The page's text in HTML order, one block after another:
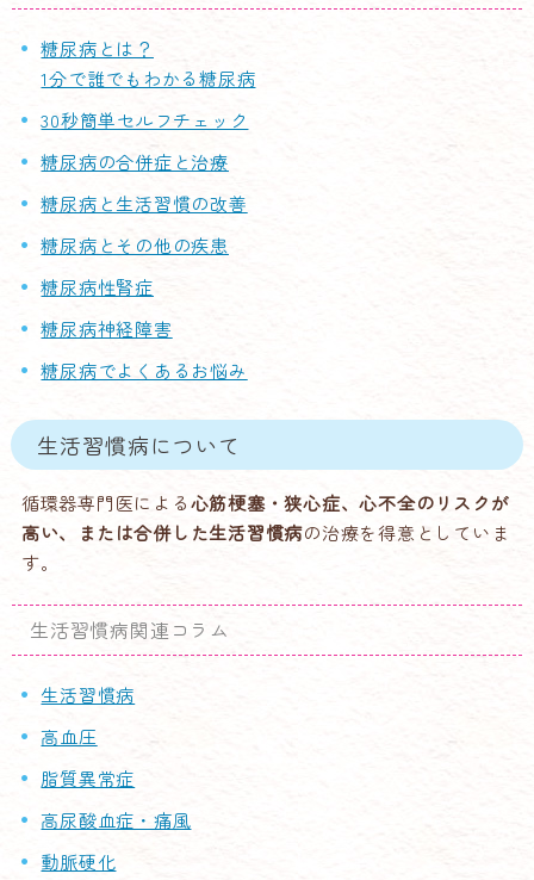
糖尿病とは？
1分で誰でもわかる糖尿病
30秒簡単セルフチェック
糖尿病の合併症と治療
糖尿病と生活習慣の改善
糖尿病とその他の疾患
糖尿病性腎症
糖尿病神経障害
糖尿病でよくあるお悩み
生活習慣病について
循環器専門医による心筋梗塞・狭心症、心不全のリスクが
高い、または合併した生活習慣病の治療を得意としていま
す。
生活習慣病関連コラム
生活習慣病
高血圧
脂質異常症
高尿酸血症・痛風
動脈硬化